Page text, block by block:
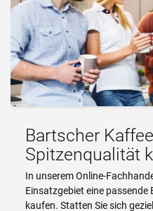
Bartscher
Spitzenqualität
In unserem Online-
Einsatzgebiet eine
kaufen. Statten Sie sich